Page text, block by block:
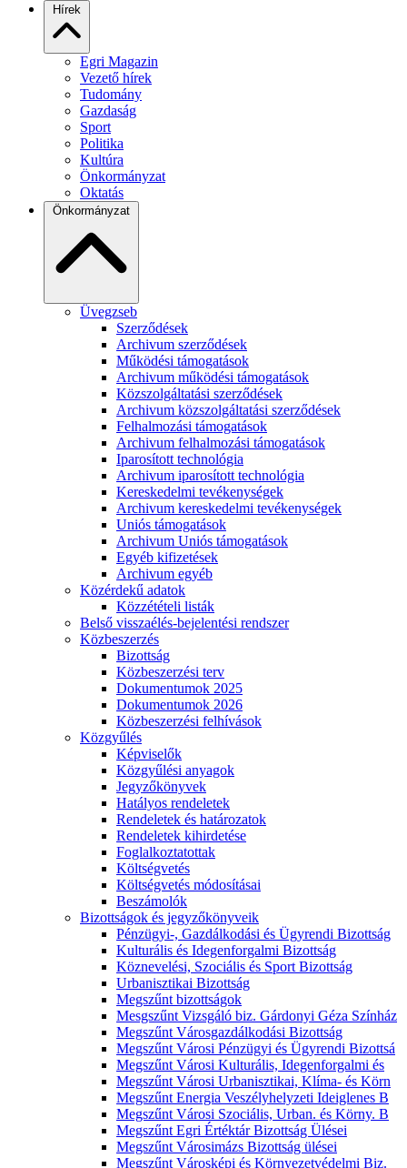
Hírek
Egri Magazin
Vezető hírek
Tudomány
Gazdaság
Sport
Politika
Kultúra
Önkormányzat
Oktatás
Önkormányzat
Üvegzseb
Szerződések
Archivum szerződések
Működési támogatások
Archivum működési támogatások
Közszolgáltatási szerződések
Archivum közszolgáltatási szerződések
Felhalmozási támogatások
Archivum felhalmozási támogatások
Iparosított technológia
Archivum iparosított technológia
Kereskedelmi tevékenységek
Archivum kereskedelmi tevékenységek
Uniós támogatások
Archivum Uniós támogatások
Egyéb kifizetések
Archivum egyéb
Közérdekű adatok
Közzétételi listák
Belső visszaélés-bejelentési rendszer
Közbeszerzés
Bizottság
Közbeszerzési terv
Dokumentumok 2025
Dokumentumok 2026
Közbeszerzési felhívások
Közgyűlés
Képviselők
Közgyűlési anyagok
Jegyzőkönyvek
Hatályos rendeletek
Rendeletek és határozatok
Rendeletek kihirdetése
Foglalkoztatottak
Költségvetés
Költségvetés módosításai
Beszámolók
Bizottságok és jegyzőkönyveik
Pénzügyi-, Gazdálkodási és Ügyrendi Bizottság
Kulturális és Idegenforgalmi Bizottság
Köznevelési, Szociális és Sport Bizottság
Urbanisztikai Bizottság
Megszűnt bizottságok
Mesgszűnt Vizsgáló biz. Gárdonyi Géza Színház
Megszűnt Városgazdálkodási Bizottság
Megszűnt Városi Pénzügyi és Ügyrendi Bizottsá
Megszűnt Városi Kulturális, Idegenforgalmi és
Megszűnt Városi Urbanisztikai, Klíma- és Körn
Megszűnt Energia Veszélyhelyzeti Ideiglenes B
Megszűnt Városi Szociális, Urban. és Körny. B
Megszűnt Egri Értéktár Bizottság Ülései
Megszűnt Városimázs Bizottság ülései
Megszűnt Városképi és Környezetvédelmi Biz.